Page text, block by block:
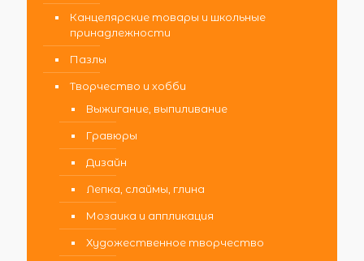
Канцелярские товары и школьные
принадлежности
Пазлы
Творчество и хобби
Выжигание, выпиливание
Гравюры
Дизайн
Лепка, слаймы, глина
Мозаика и аппликация
Художественное творчество